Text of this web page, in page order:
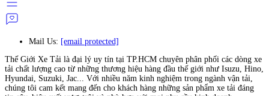
Mail Us: [email protected]
Thế Giới Xe Tải là đại lý uy tín tại TP.HCM chuyên phân phối các dòng xe
tải chất lượng cao từ những thương hiệu hàng đầu thế giới như Isuzu, Hino,
Hyundai, Suzuki, Jac... Với nhiều năm kinh nghiệm trong ngành vận tải,
chúng tôi cam kết mang đến cho khách hàng những sản phẩm xe tải đáng